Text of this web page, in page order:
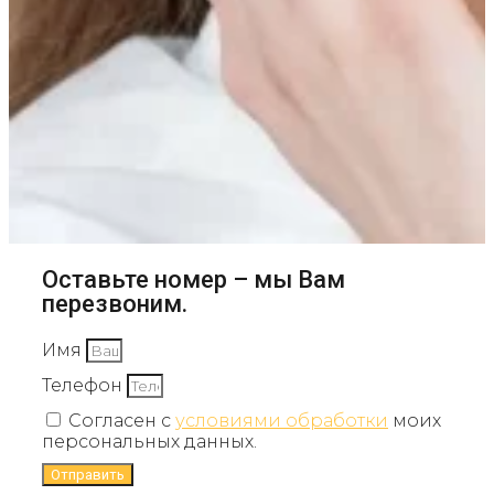
Оставьте номер – мы Вам
перезвоним.
Имя
Телефон
Согласен с условиями обработки моих
персональных данных.
Отправить